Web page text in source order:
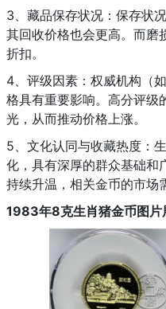
3、藏品保存状况：保存状
其回收价格也会更高。而磨
折扣。
4、评级因素：权威机构（
格具有重要影响。高分评级
光，从而推动价格上涨。
5、文化认同与收藏热度：
化，具有深厚的群众基础和
持续升温，相关金币的市场
1983年8克生肖猪金币图片